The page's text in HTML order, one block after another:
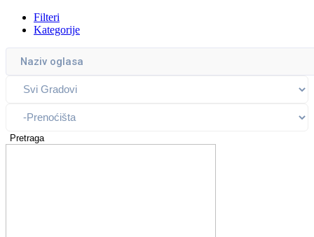
Filteri
Kategorije
Pretraga